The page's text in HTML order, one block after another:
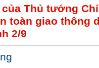
Thủ tướng
toàn giao thông
2/9